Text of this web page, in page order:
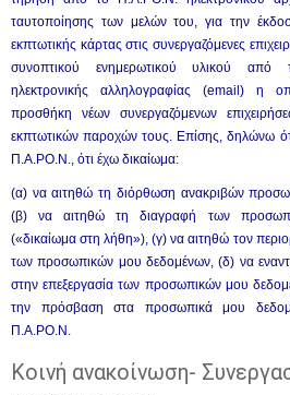
ταυτοποίησης των μελών του, για την
εκπτωτικής κάρτας στις συνεργαζόμενες
συνοπτικού ενημερωτικού υλικού
ηλεκτρονικής αλληλογραφίας (email) η
προσθήκη νέων συνεργαζόμενων
εκπτωτικών παροχών τους. Επίσης, δηλώνω
Π.Α.ΡΟ.Ν., ότι έχω δικαίωμα:
(α) να αιτηθώ τη διόρθωση ανακριβών
(β) να αιτηθώ τη διαγραφή των
(«δικαίωμα στη λήθη»), (γ) να αιτηθώ τον
των προσωπικών μου δεδομένων, (δ) να
στην επεξεργασία των προσωπικών μου
την πρόσβαση στα προσωπικά μου
Π.Α.ΡΟ.Ν.
Κοινή ανακοίνωση-